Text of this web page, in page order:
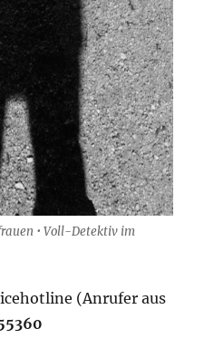
• Voll-Detektiv im
(Anrufer aus